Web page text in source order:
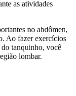
as atividades
no abdômen,
Ao fazer exercícios
tanquinho, você
lombar.